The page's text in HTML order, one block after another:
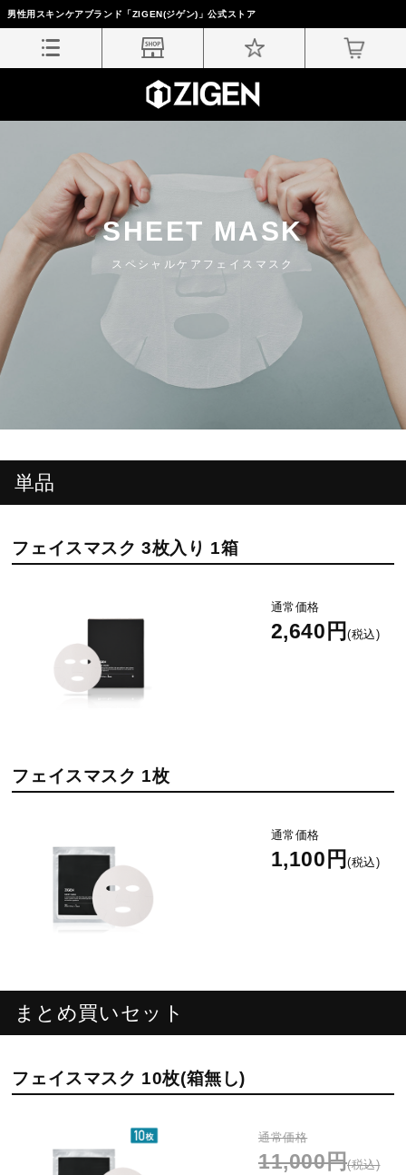
男性用スキンケアブランド「ZIGEN(ジゲン)」公式ストア
SHEET MASK
スペシャルケアフェイスマスク
単品
フェイスマスク 3枚入り 1箱
通常価格
2,640円(税込)
フェイスマスク 1枚
通常価格
1,100円(税込)
まとめ買いセット
フェイスマスク 10枚(箱無し)
通常価格
11,000円(税込)